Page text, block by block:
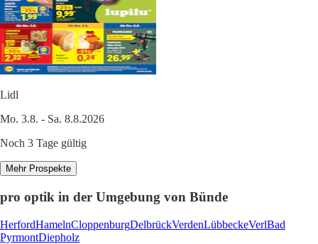
Lidl
Mo. 3.8. - Sa. 8.8.2026
Noch 3 Tage gültig
Mehr Prospekte
pro optik in der Umgebung von Bünde
HerfordHamelnCloppenburgDelbrückVerdenLübbeckeVerlBad
PyrmontDiepholz